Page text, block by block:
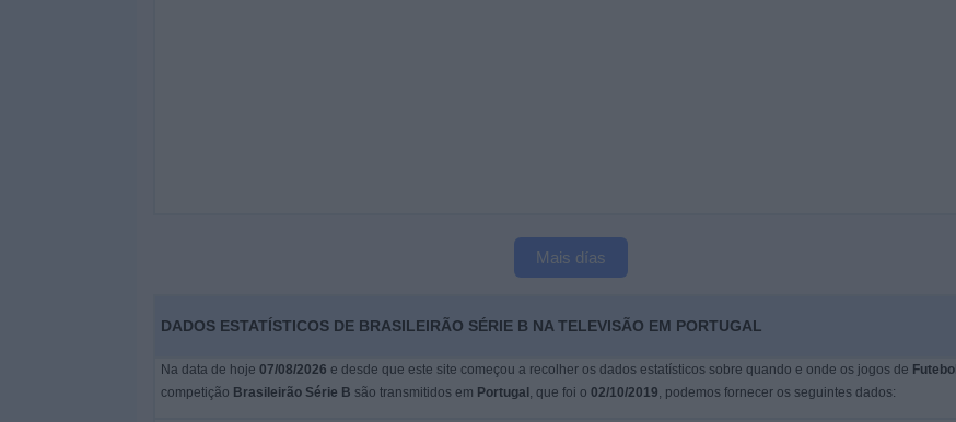
Mais días
DADOS ESTATÍSTICOS DE BRASILEIRÃO SÉRIE B NA TELEVISÃO EM PORTUGAL
Na data de hoje 07/08/2026 e desde que este site começou a recolher os dados estatísticos sobre quando e onde os jogos de Futebol
competição Brasileirão Série B são transmitidos em Portugal , que foi o 02/10/2019, podemos fornecer os seguintes dados: